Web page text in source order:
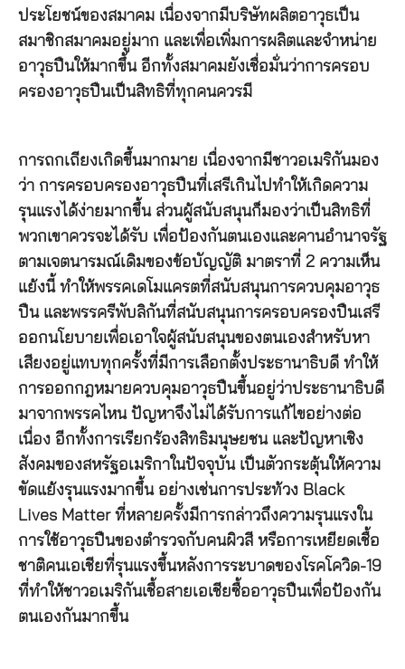
ประโยชน์ของสมาคม เนื่องจากมีบริษัทผลิตอาวุธเป็น
สมาชิกสมาคมอยู่มาก และเพื่อเพิ่มการผลิตและจำหน่าย
อาวุธปืนให้มากขึ้น อีกทั้งสมาคมยังเชื่อมั่นว่าการครอบ
ครองอาวุธปืนเป็นสิทธิที่ทุกคนควรมี
การถกเถียงเกิดขึ้นมากมาย เนื่องจากมีชาวอเมริกันมอง
ว่า การครอบครองอาวุธปืนที่เสรีเกินไปทำให้เกิดความ
รุนแรงได้ง่ายมากขึ้น ส่วนผู้สนับสนุนก็มองว่าเป็นสิทธิที่
พวกเขาควรจะได้รับ เพื่อป้องกันตนเองและคานอำนาจรัฐ
ตามเจตนารมณ์เดิมของข้อบัญญัติ มาตราที่ 2 ความเห็น
แย้งนี้ ทำให้พรรคเดโมแครตที่สนับสนุนการควบคุมอาวุธ
ปืน และพรรครีพับลิกันที่สนับสนุนการครอบครองปืนเสรี
ออกนโยบายเพื่อเอาใจผู้สนับสนุนของตนเองสำหรับหา
เสียงอยู่แทบทุกครั้งที่มีการเลือกตั้งประธานาธิบดี ทำให้
การออกกฎหมายควบคุมอาวุธปืนขึ้นอยู่ว่าประธานาธิบดี
มาจากพรรคไหน ปัญหาจึงไม่ได้รับการแก้ไขอย่างต่อ
เนื่อง อีกทั้งการเรียกร้องสิทธิมนุษยชน และปัญหาเชิง
สังคมของสหรัฐอเมริกาในปัจจุบัน เป็นตัวกระตุ้นให้ความ
ขัดแย้งรุนแรงมากขึ้น อย่างเช่นการประท้วง Black
Lives Matter ที่หลายครั้งมีการกล่าวถึงความรุนแรงใน
การใช้อาวุธปืนของตำรวจกับคนผิวสี หรือการเหยียดเชื้อ
ชาติคนเอเชียที่รุนแรงขึ้นหลังการระบาดของโรคโควิด-19
ที่ทำให้ชาวอเมริกันเชื้อสายเอเชียซื้ออาวุธปืนเพื่อป้องกัน
ตนเองกันมากขึ้น